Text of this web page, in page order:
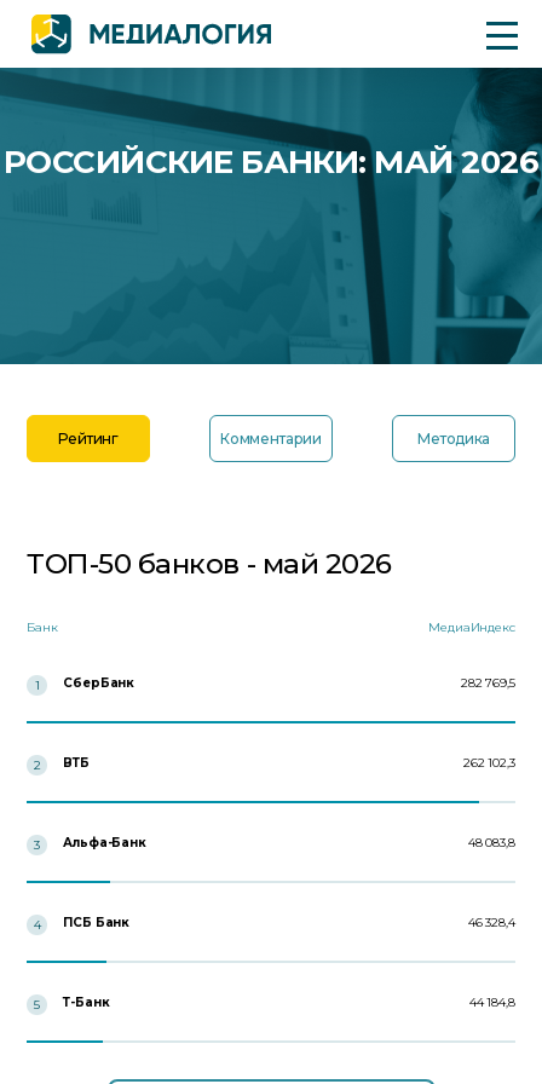
РОССИЙСКИЕ БАНКИ: МАЙ 2026
Рейтинг Комментарии Методика
ТОП-50 банков - май 2026
Банк МедиаИндекс
1 СберБанк 282 769,5
2 ВТБ 262 102,3
3 Альфа-Банк 48 083,8
4 ПСБ Банк 46 328,4
5 Т-Банк 44 184,8